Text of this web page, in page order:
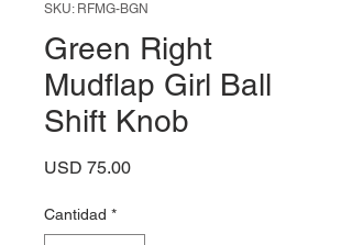
SKU: RFMG-BGN
Green Right
Mudflap Girl Ball
Shift Knob
USD 75.00Precio
Cantidad *